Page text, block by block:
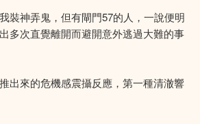
裝神弄鬼，但有閘門57的人，一說便明
多次直覺離開而避開意外逃過大難的事
出來的危機感震攝反應，第一種清澈響